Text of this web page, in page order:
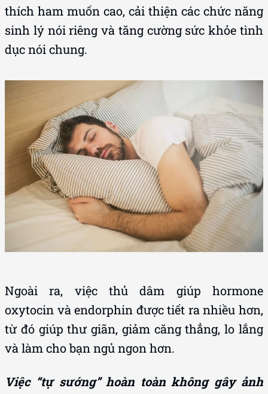
thích ham muốn cao, cải thiện các chức năng
sinh lý nói riêng và tăng cường sức khỏe tình
dục nói chung.
Ngoài ra, việc thủ dâm giúp hormone
oxytocin và endorphin được tiết ra nhiều hơn,
từ đó giúp thư giãn, giảm căng thẳng, lo lắng
và làm cho bạn ngủ ngon hơn.
Việc “tự sướng” hoàn toàn không gây ảnh